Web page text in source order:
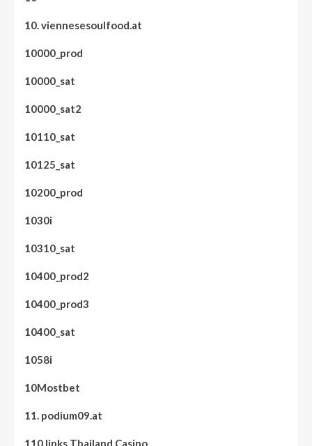
10. viennesesoulfood.at
10000_prod
10000_sat
10000_sat2
10110_sat
10125_sat
10200_prod
1030i
10310_sat
10400_prod2
10400_prod3
10400_sat
1058i
10Mostbet
11. podium09.at
110 links Thailand Casino